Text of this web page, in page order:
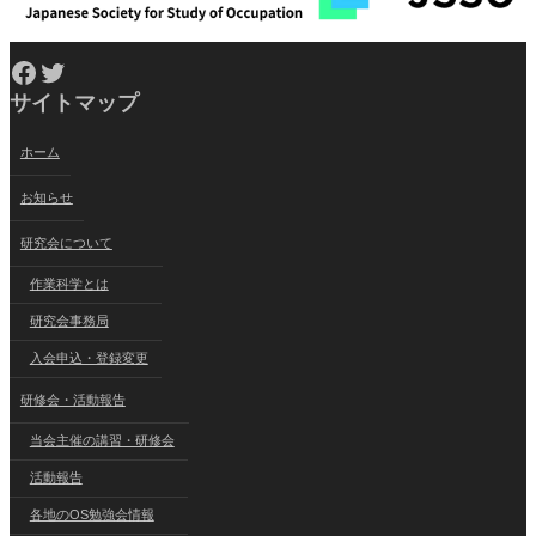
Facebook Twitter
サイトマップ
ホーム
お知らせ
研究会について
作業科学とは
研究会事務局
入会申込・登録変更
研修会・活動報告
当会主催の講習・研修会
活動報告
各地のOS勉強会情報